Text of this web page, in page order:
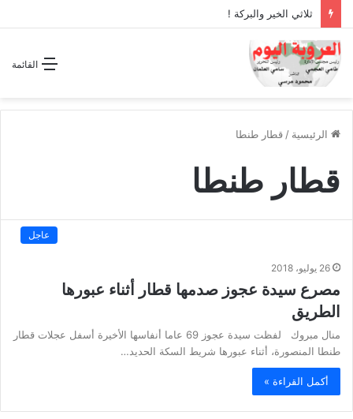
ثلاثي الخير والبركة !
القائمة
الرئيسية / قطار طنطا
قطار طنطا
عاجل
26 يوليو، 2018
مصرع سيدة عجوز صدمها قطار أثناء عبورها
الطريق
منال مبروك لفظت سيدة عجوز 69 عاما أنفاسها الأخيرة أسفل عجلات قطار
طنطا المنصورة، أثناء عبورها شريط السكة الحديد…
أكمل القراءة »